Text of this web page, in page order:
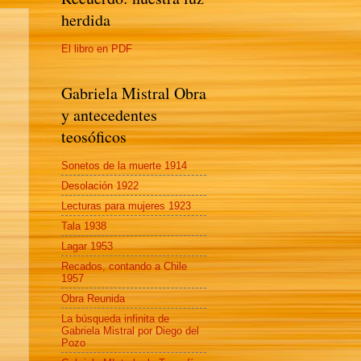
herdida
El libro en PDF
Gabriela Mistral Obra
y antecedentes
teosóficos
Sonetos de la muerte 1914
Desolación 1922
Lecturas para mujeres 1923
Tala 1938
Lagar 1953
Recados, contando a Chile
1957
Obra Reunida
La búsqueda infinita de
Gabriela Mistral por Diego del
Pozo